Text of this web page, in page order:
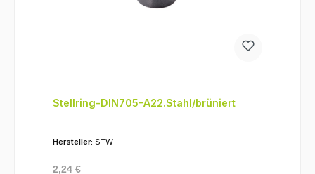
Stellring-DIN705-A22.Stahl/brüniert
Hersteller: STW
Regulärer Preis:
2,24 €